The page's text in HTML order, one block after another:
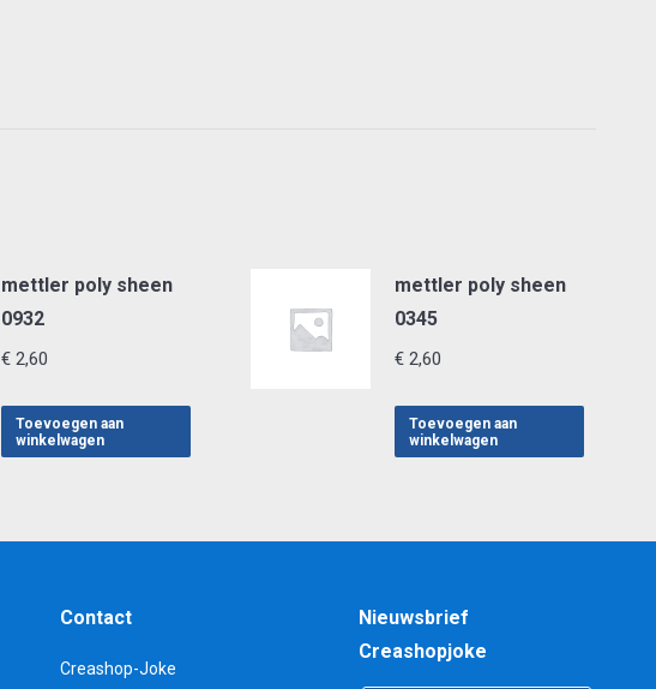
mettler poly sheen
0932
€ 2,60
Toevoegen aan
winkelwagen
mettler poly sheen
0345
€ 2,60
Toevoegen aan
winkelwagen
Contact
Creashop-Joke
Nieuwsbrief
Creashopjoke